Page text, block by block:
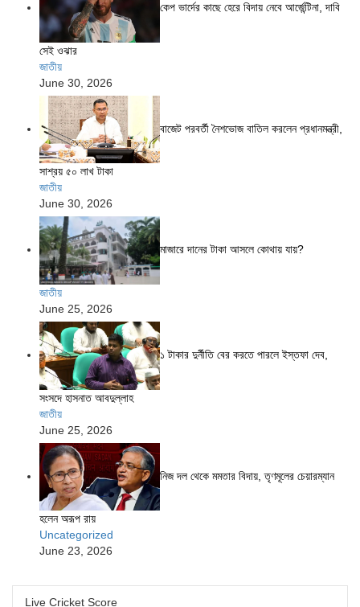
কেপ ভার্দের কাছে হেরে বিদায় নেবে আর্জেন্টিনা, দাবি
সেই ওঝার
জাতীয়
June 30, 2026
বাজেট পরবর্তী নৈশভোজ বাতিল করলেন প্রধানমন্ত্রী,
সাশ্রয় ৫০ লাখ টাকা
জাতীয়
June 30, 2026
মাজারে দানের টাকা আসলে কোথায় যায়?
জাতীয়
June 25, 2026
১ টাকার দুর্নীতি বের করতে পারলে ইস্তফা দেব,
সংসদে হাসনাত আবদুল্লাহ
জাতীয়
June 25, 2026
নিজ দল থেকে মমতার বিদায়, তৃণমূলের চেয়ারম্যান
হলেন অরূপ রায়
Uncategorized
June 23, 2026
Live Cricket Score